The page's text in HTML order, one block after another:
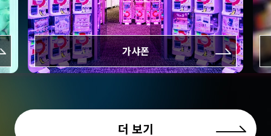
가샤폰
더 보기